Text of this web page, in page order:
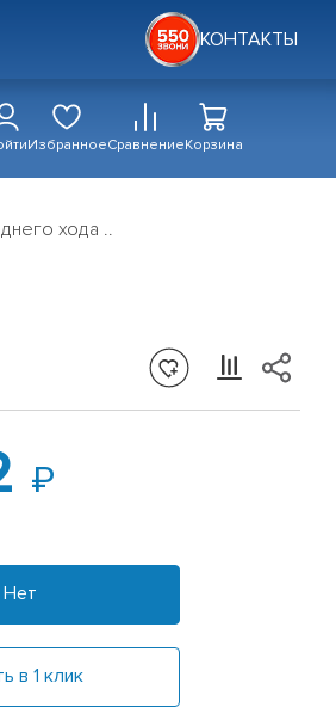
КОНТАКТЫ
ИзбранноеСравнениеКорзина
хода ..
Нет
в 1 клик